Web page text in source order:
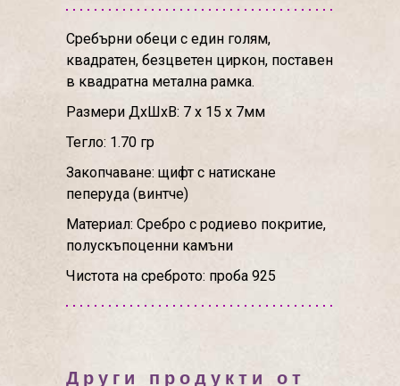
Сребърни обеци с един голям,
квадратен, безцветен циркон, поставен
в квадратна метална рамка.
Размери ДхШхВ: 7 х 15 х 7мм
Тегло: 1.70 гр
Закопчаване: щифт с натискане
пеперуда (винтче)
Материал: Сребро с родиево покритие,
полускъпоценни камъни
Чистота на среброто: проба 925
Други продукти от